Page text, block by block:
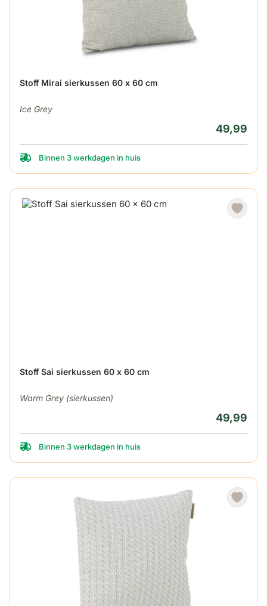
Stoff Mirai sierkussen 60 x 60 cm
Ice Grey
49,99
Binnen 3 werkdagen in huis
Stoff Sai sierkussen 60 x 60 cm
Warm Grey (sierkussen)
49,99
Binnen 3 werkdagen in huis